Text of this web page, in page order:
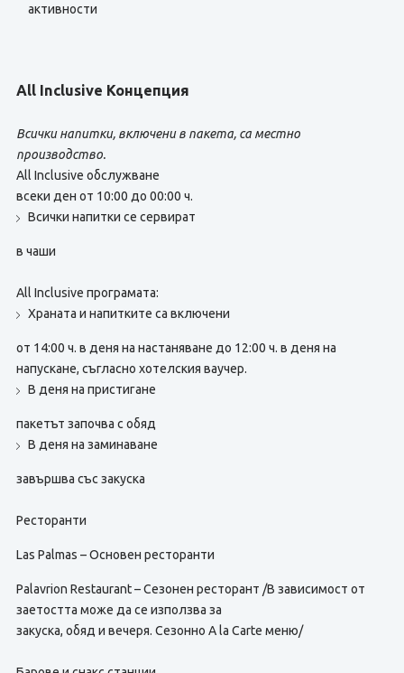
активности
All Inclusive Концепция
Всички напитки, включени в пакета, са местно
производство.
All Inclusive обслужване
всеки ден от 10:00 до 00:00 ч.
Всички напитки се сервират
в чаши
All Inclusive програмата:
Храната и напитките са включени
от 14:00 ч. в деня на настаняване до 12:00 ч. в деня на
напускане, съгласно хотелския ваучер.
В деня на пристигане
пакетът започва с обяд
В деня на заминаване
завършва със закуска
Ресторанти
Las Palmas – Основен ресторанти
Palavrion Restaurant – Сезонен ресторант /В зависимост от
заетостта може да се използва за
закуска, обяд и вечеря. Сезонно A la Carte меню/